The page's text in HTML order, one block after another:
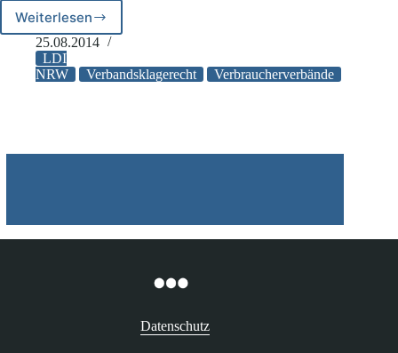
Weiterlesen
LDI
NRW:
Gegen
Klagerecht
25.08.2014
LDI
NRW
Verbandsklagerecht Verbraucherverbände
Datenschutz